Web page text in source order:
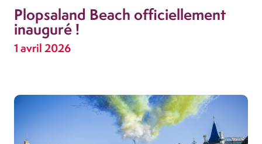
Plopsaland Beach officiellement
inauguré !
1 avril 2026